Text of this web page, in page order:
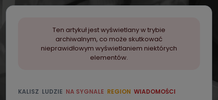
Ten artykuł jest wyświetlany w trybie
archiwalnym, co może skutkować
nieprawidłowym wyświetlaniem niektórych
elementów.
KALISZ LUDZIE NA SYGNALE REGION WIADOMOŚCI